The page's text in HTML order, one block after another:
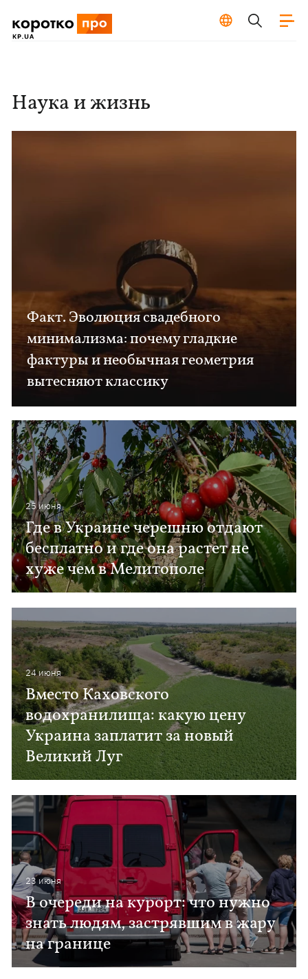
Наука и жизнь
Факт. Эволюция свадебного
минимализма: почему гладкие
фактуры и необычная геометрия
вытесняют классику
25 июня
Где в Украине черешню отдают
бесплатно и где она растет не
хуже чем в Мелитополе
24 июня
Вместо Каховского
водохранилища: какую цену
Украина заплатит за новый
Великий Луг
23 июня
В очереди на курорт: что нужно
знать людям, застрявшим в жару
на границе